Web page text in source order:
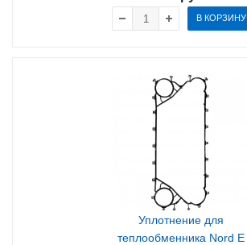
В КОРЗИНУ
Уплотнение для
теплообменника Nord E